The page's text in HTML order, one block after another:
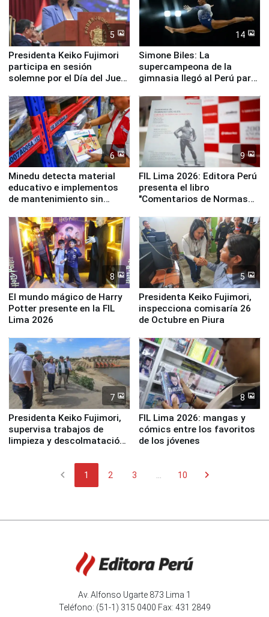
5
Presidenta Keiko Fujimori
participa en sesión
solemne por el Día del Juez
14
Simone Biles: La
supercampeona de la
gimnasia llegó al Perú para
Panamericanos Lima 2027
6
Minedu detecta material
educativo e implementos
de mantenimiento sin
la UGEL 2
9
FIL Lima 2026: Editora Perú
presenta el libro
"Comentarios de Normas
Derecho Colectivo"
8
El mundo mágico de Harry
Potter presente en la FIL
Lima 2026
5
Presidenta Keiko Fujimori,
inspecciona comisaría 26
de Octubre en Piura
7
Presidenta Keiko Fujimori,
supervisa trabajos de
limpieza y descolmatación
8
FIL Lima 2026: mangas y
cómics entre los favoritos
de los jóvenes
chevron_left 1 2 3 10 chevron_right
Av. Alfonso Ugarte 873 Lima 1
Teléfono: (51-1) 315 0400 Fax: 431 2849